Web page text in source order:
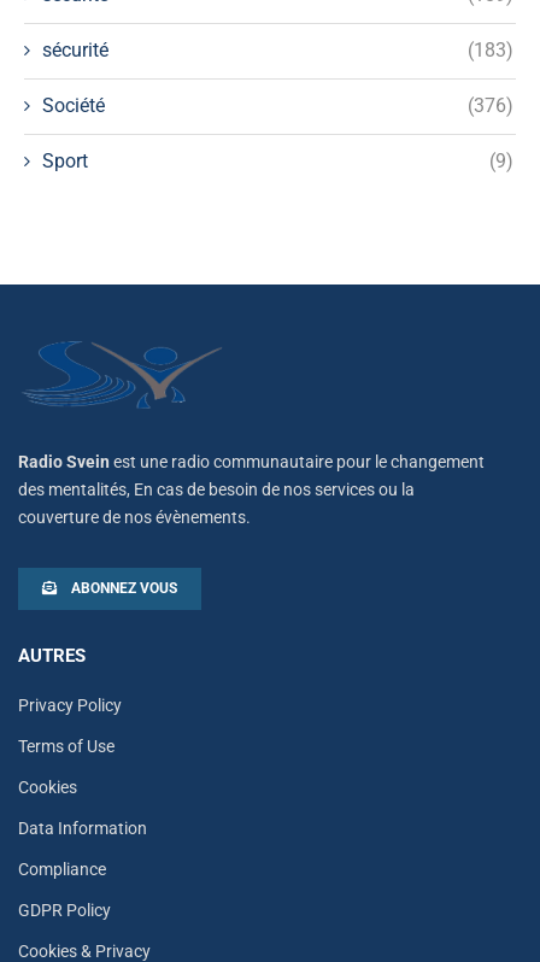
sécurité (183)
Société (376)
Sport (9)
Radio Svein est une radio communautaire pour le changement
des mentalités, En cas de besoin de nos services ou la
couverture de nos évènements.
ABONNEZ VOUS
AUTRES
Privacy Policy
Terms of Use
Cookies
Data Information
Compliance
GDPR Policy
Cookies & Privacy